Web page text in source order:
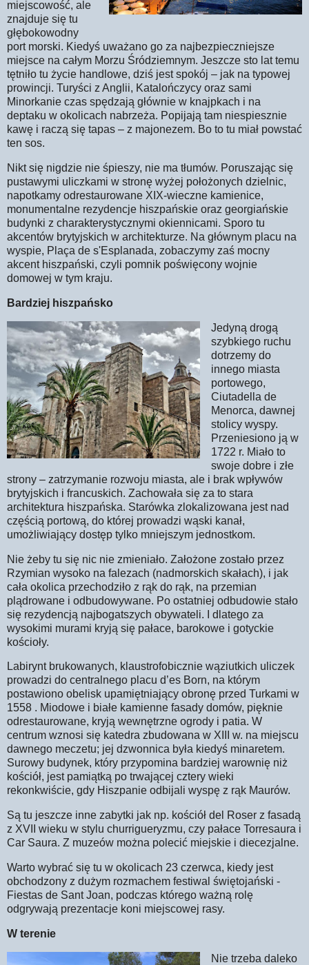
miejscowość, ale
znajduje się tu
głębokowodny
port morski. Kiedyś uważano go za najbezpieczniejsze
miejsce na całym Morzu Śródziemnym. Jeszcze sto lat temu
tętniło tu życie handlowe, dziś jest spokój – jak na typowej
prowincji. Turyści z Anglii, Katalończycy oraz sami
Minorkanie czas spędzają głównie w knajpkach i na
deptaku w okolicach nabrzeża. Popijają tam niespiesznie
kawę i raczą się tapas – z majonezem. Bo to tu miał powstać
ten sos.
Nikt się nigdzie nie śpieszy, nie ma tłumów. Poruszając się
pustawymi uliczkami w stronę wyżej położonych dzielnic,
napotkamy odrestaurowane XIX­-wieczne kamienice,
monumentalne rezydencje hiszpańskie oraz georgiańskie
budynki z charakterystycznymi okiennicami. Sporo tu
akcentów brytyjskich w architekturze. Na głównym placu na
wyspie, Plaça de s'Esplanada, zobaczymy zaś mocny
akcent hiszpański, czyli pomnik poświęcony wojnie
domowej w tym kraju.
Bardziej hiszpańsko
Jedyną drogą
szybkiego ruchu
dotrzemy do
innego miasta
portowego,
Ciutadella de
Menorca, dawnej
stolicy wyspy.
Przeniesiono ją w
1722 r. Miało to
swoje dobre i złe
strony – zatrzymanie rozwoju miasta, ale i brak wpływów
brytyjskich i francuskich. Zachowała się za to stara
architektura hiszpańska. Starówka zlokalizowana jest nad
częścią portową, do której prowadzi wąski kanał,
umożliwiający dostęp tylko mniejszym jednostkom.
Nie żeby tu się nic nie zmieniało. Założone zostało przez
Rzymian wysoko na falezach (nadmorskich skałach), i jak
cała okolica przechodziło z rąk do rąk, na przemian
plądrowane i odbudowywane. Po ostatniej odbudowie stało
się rezydencją najbogatszych obywateli. I dlatego za
wysokimi murami kryją się pałace, barokowe i gotyckie
kościoły.
Labirynt brukowanych, klaustrofobicznie wąziutkich uliczek
prowadzi do centralnego placu d’es Born, na którym
postawiono obelisk upamiętniający obronę przed Turkami w
1558 . Miodowe i białe kamienne fasady domów, pięknie
odrestaurowane, kryją wewnętrzne ogrody i patia. W
centrum wznosi się katedra zbudowana w XIII w. na miejscu
dawnego meczetu; jej dzwonnica była kiedyś minaretem.
Surowy budynek, który przypomina bardziej warownię niż
kościół, jest pamiątką po trwającej cztery wieki
rekonkwiście, gdy Hiszpanie odbijali wyspę z rąk Maurów.
Są tu jeszcze inne zabytki jak np. kościół del Roser z fasadą
z XVII wieku w stylu churrigueryzmu, czy pałace Torresaura i
Car Saura. Z muzeów można polecić miejskie i diecezjalne.
Warto wybrać się tu w okolicach 23 czerwca, kiedy jest
obchodzony z dużym rozmachem festiwal świętojański -
Fiestas de Sant Joan, podczas którego ważną rolę
odgrywają prezentacje koni miejscowej rasy.
W terenie
Nie trzeba daleko